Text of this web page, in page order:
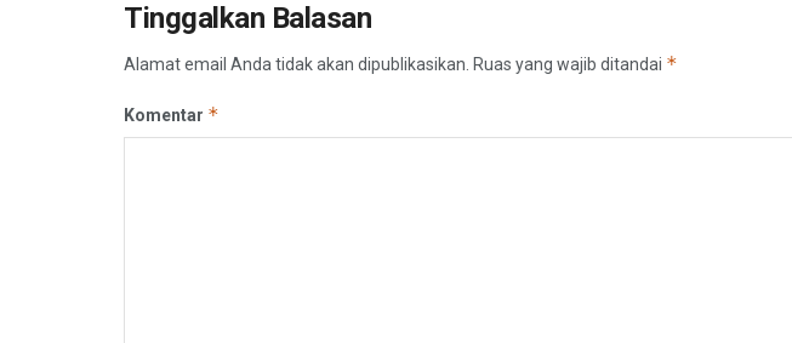
Tinggalkan Balasan
Alamat email Anda tidak akan dipublikasikan. Ruas yang wajib ditandai *
Komentar *